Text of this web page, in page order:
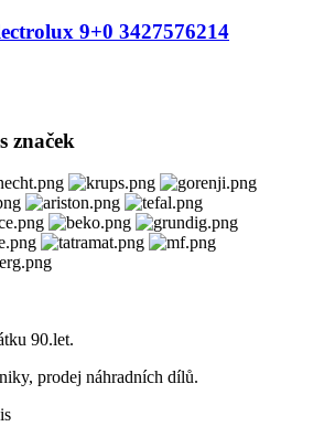
9+0 3427576214
značek
90.let.
prodej náhradních dílů.